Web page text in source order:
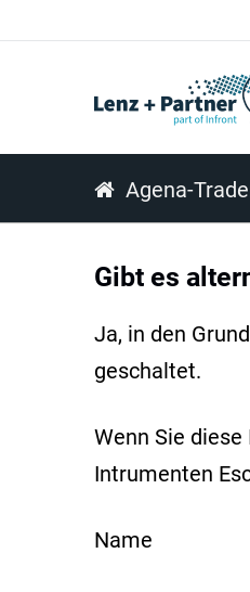
Agena-
Gibt es
Ja, in den
geschaltet.
Wenn Sie
Intrumenten
Name :